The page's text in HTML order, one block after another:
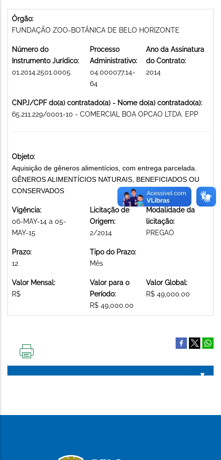
Órgão:
FUNDAÇÃO ZOO-BOTÂNICA DE BELO HORIZONTE
Número do
Instrumento Jurídico:
01.2014.2501.0005
Processo
Administrativo:
04.000077.14-
64
Ano da Assinatura
do Contrato:
2014
CNPJ/CPF do(a) contratado(a) - Nome do(a) contratado(a):
65.211.229/0001-10 - COMERCIAL BOA OPCAO LTDA. EPP
Objeto:
Aquisição de gêneros alimentícios, com entrega parcelada.
GÊNEROS ALIMENTÍCIOS NATURAIS, BENEFICIADOS OU
CONSERVADOS
Vigência:
06-MAY-14 a 05-
MAY-15
Licitação de
Origem:
2/2014
Modalidade da
licitação:
PREGAO
Prazo:
12
Tipo do Prazo:
Mês
Valor Mensal:
R$
Valor para o
Período:
R$ 49,000.00
Valor Global:
R$ 49,000.00
PÁGINA